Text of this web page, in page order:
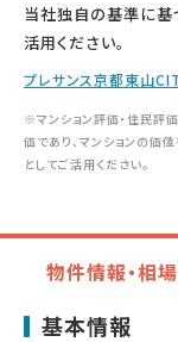
当社独自の基準に基
活用ください。
プレサンス京都東山
※マンション評価・住民評
価であり、マンションの価
としてご活用ください。
物件情報・相
基本情報